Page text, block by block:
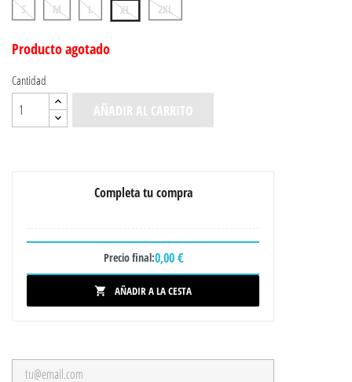
S M L XL 2XL
Producto agotado
Cantidad
AÑADIR AL CARRITO
Completa tu compra
Precio final:0,00 €
 AÑADIR A LA CESTA